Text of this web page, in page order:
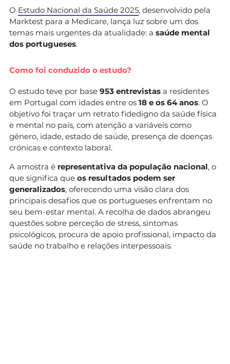
O Estudo Nacional da Saúde 2025, desenvolvido pela
Marktest para a Medicare, lança luz sobre um dos
temas mais urgentes da atualidade: a saúde mental
dos portugueses.
Como foi conduzido o estudo?
O estudo teve por base 953 entrevistas a residentes
em Portugal com idades entre os 18 e os 64 anos. O
objetivo foi traçar um retrato fidedigno da saúde física
e mental no país, com atenção a variáveis como
género, idade, estado de saúde, presença de doenças
crónicas e contexto laboral.
A amostra é representativa da população nacional, o
que significa que os resultados podem ser
generalizados, oferecendo uma visão clara dos
principais desafios que os portugueses enfrentam no
seu bem-estar mental. A recolha de dados abrangeu
questões sobre perceção de stress, sintomas
psicológicos, procura de apoio profissional, impacto da
saúde no trabalho e relações interpessoais.